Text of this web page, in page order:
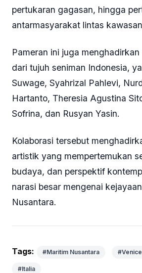
pertukaran gagasan, hingga
antarmasyarakat lintas
Pameran ini juga
dari tujuh seniman Indonesia,
Suwage, Syahrizal Pahlevi,
Hartanto, Theresia Agustina
Sofrina, dan Rusyan Yasin.
Kolaborasi tersebut
artistik yang mempertemukan
budaya, dan perspektif
narasi besar mengenai
Nusantara.
Tags: #Maritim Nusantara
#Italia